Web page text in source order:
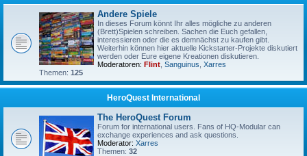
Andere Spiele
In dieses Forum könnt Ihr alles mögliche zu anderen
(Brett)Spielen schreiben. Sachen die Euch gefallen,
interessieren oder die es demnächst zu kaufen gibt.
Weiterhin können hier aktuelle Kickstarter-Projekte diskutiert
werden oder Eure eigene Kreationen diskutieren.
Moderatoren: Flint Sanguinus Xarres
Themen: 125
HeroQuest International
The HeroQuest Forum
Forum for international users. Fans of HQ-Modular can
exchange experiences and ask questions.
Moderator: Xarres
Themen: 32